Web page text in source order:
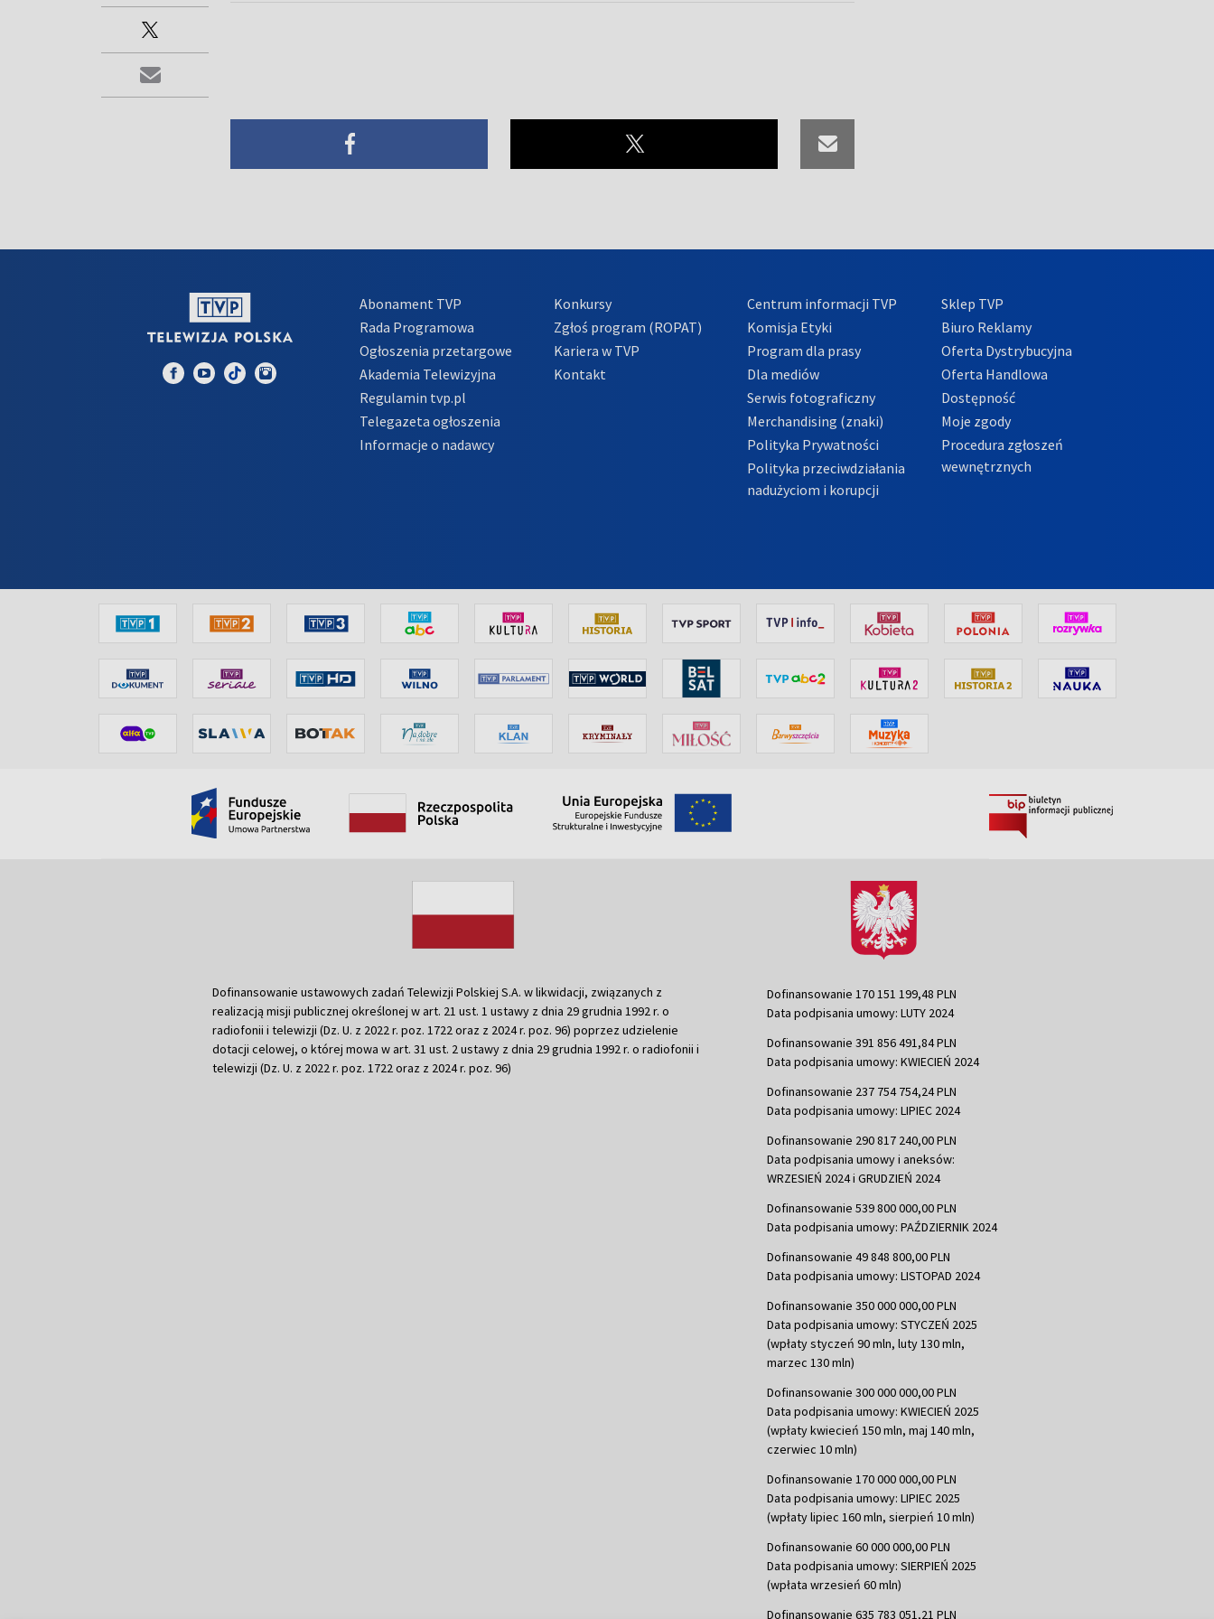
Abonament TVP
Rada Programowa
Ogłoszenia przetargowe
Akademia Telewizyjna
Regulamin tvp.pl
Telegazeta ogłoszenia
Informacje o nadawcy
Konkursy
Zgłoś program (ROPAT)
Kariera w TVP
Kontakt
Centrum informacji TVP
Komisja Etyki
Program dla prasy
Dla mediów
Serwis fotograficzny
Merchandising (znaki)
Polityka Prywatności
Polityka przeciwdziałania
nadużyciom i korupcji
Sklep TVP
Biuro Reklamy
Oferta Dystrybucyjna
Oferta Handlowa
Dostępność
Moje zgody
Procedura zgłoszeń
wewnętrznych
Dofinansowanie ustawowych zadań Telewizji Polskiej S.A. w likwidacji, związanych z
realizacją misji publicznej określonej w art. 21 ust. 1 ustawy z dnia 29 grudnia 1992 r. o
radiofonii i telewizji (Dz. U. z 2022 r. poz. 1722 oraz z 2024 r. poz. 96) poprzez udzielenie
dotacji celowej, o której mowa w art. 31 ust. 2 ustawy z dnia 29 grudnia 1992 r. o radiofonii i
telewizji (Dz. U. z 2022 r. poz. 1722 oraz z 2024 r. poz. 96)
Dofinansowanie 170 151 199,48 PLN
Data podpisania umowy: LUTY 2024
Dofinansowanie 391 856 491,84 PLN
Data podpisania umowy: KWIECIEŃ 2024
Dofinansowanie 237 754 754,24 PLN
Data podpisania umowy: LIPIEC 2024
Dofinansowanie 290 817 240,00 PLN
Data podpisania umowy i aneksów:
WRZESIEŃ 2024 i GRUDZIEŃ 2024
Dofinansowanie 539 800 000,00 PLN
Data podpisania umowy: PAŹDZIERNIK 2024
Dofinansowanie 49 848 800,00 PLN
Data podpisania umowy: LISTOPAD 2024
Dofinansowanie 350 000 000,00 PLN
Data podpisania umowy: STYCZEŃ 2025
(wpłaty styczeń 90 mln, luty 130 mln,
marzec 130 mln)
Dofinansowanie 300 000 000,00 PLN
Data podpisania umowy: KWIECIEŃ 2025
(wpłaty kwiecień 150 mln, maj 140 mln,
czerwiec 10 mln)
Dofinansowanie 170 000 000,00 PLN
Data podpisania umowy: LIPIEC 2025
(wpłaty lipiec 160 mln, sierpień 10 mln)
Dofinansowanie 60 000 000,00 PLN
Data podpisania umowy: SIERPIEŃ 2025
(wpłata wrzesień 60 mln)
Dofinansowanie 635 783 051,21 PLN